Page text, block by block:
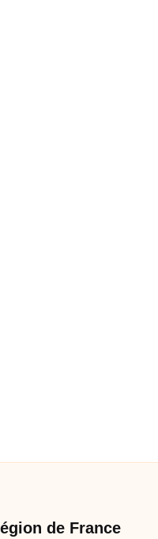
de France